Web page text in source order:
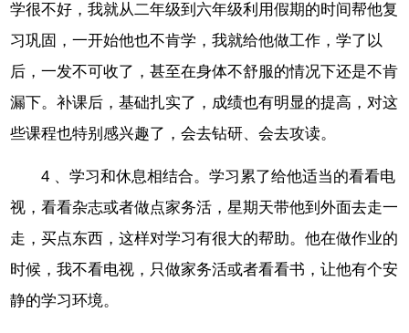
学很不好，我就从二年级到六年级利用假期的时间帮他复
习巩固，一开始他也不肯学，我就给他做工作，学了以
后，一发不可收了，甚至在身体不舒服的情况下还是不肯
漏下。补课后，基础扎实了，成绩也有明显的提高，对这
些课程也特别感兴趣了，会去钻研、会去攻读。
4 、学习和休息相结合。学习累了给他适当的看看电
视，看看杂志或者做点家务活，星期天带他到外面去走一
走，买点东西，这样对学习有很大的帮助。他在做作业的
时候，我不看电视，只做家务活或者看看书，让他有个安
静的学习环境。